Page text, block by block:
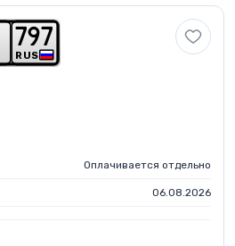
RUS
79 7
Оплачивается отдельно
06.08.2026